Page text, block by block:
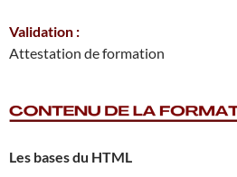
Validation :
Attestation de formation
Les bases du HTML